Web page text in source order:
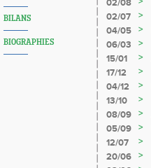
BILANS
BIOGRAPHIES
02/08
02/07
>
04/05 >
06/03 >
15/01
>
17/12 >
04/12
>
13/10
>
08/09
>
05/09 >
12/07
>
20/06
>